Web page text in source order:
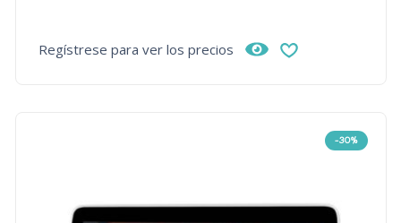
Regístrese para ver los precios
-30%